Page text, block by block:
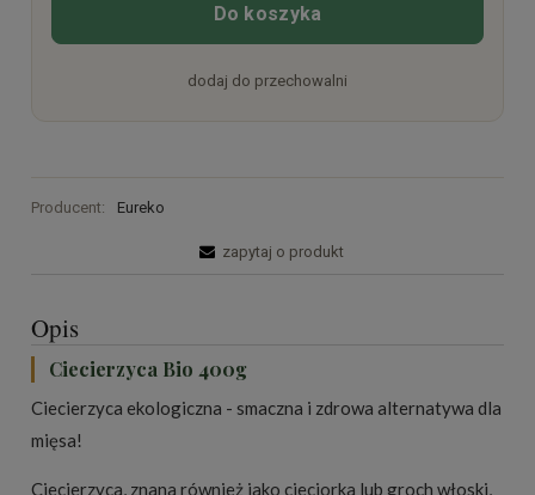
Do koszyka
dodaj do przechowalni
Producent: Eureko
zapytaj o produkt
Opis
Ciecierzyca Bio 400g
Ciecierzyca ekologiczna - smaczna i zdrowa alternatywa dla
mięsa!
Ciecierzyca, znana również jako cieciorka lub groch włoski,